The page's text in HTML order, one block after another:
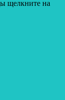
щелкните на